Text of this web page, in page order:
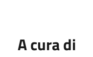
A cura di